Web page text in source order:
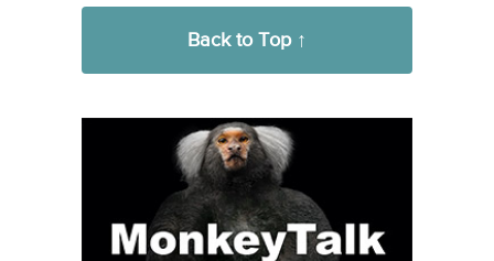
Back to Top ↑